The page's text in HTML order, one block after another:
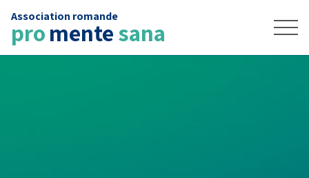
Association romande
promentesana
News